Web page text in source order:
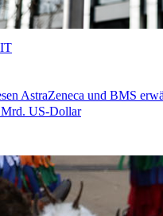
AstraZeneca und BMS
US-Dollar